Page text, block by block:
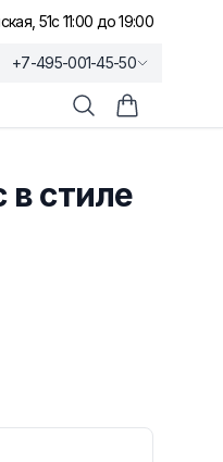
51с 11:00 до 19:00
+7-495-001-45-50
ПоискКорзина
стиле